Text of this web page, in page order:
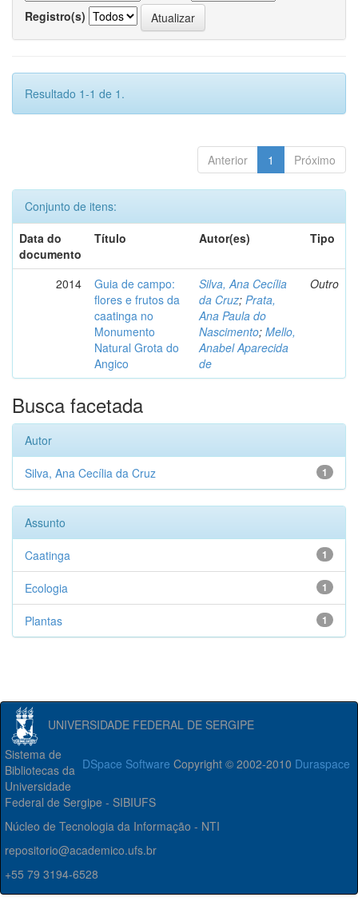
Registro(s)
Resultado 1-1 de 1.
Anterior 1 Próximo
Conjunto de itens:
Data do
documento
Título Autor(es) Tipo
2014
Guia de campo:
flores e frutos da
caatinga no
Monumento
Natural Grota do
Angico
Silva, Ana Cecília
da Cruz; Prata,
Ana Paula do
Nascimento; Mello,
Anabel Aparecida
de
Outro
Busca facetada
Autor
1
Silva, Ana Cecília da Cruz
Assunto
1
Caatinga
1
Ecologia
1
Plantas
UNIVERSIDADE FEDERAL DE SERGIPE
DSpace Software Copyright © 2002-2010 Duraspace
Sistema de
Bibliotecas da
Universidade
Federal de Sergipe - SIBIUFS
Núcleo de Tecnologia da Informação - NTI
repositorio@academico.ufs.br
+55 79 3194-6528